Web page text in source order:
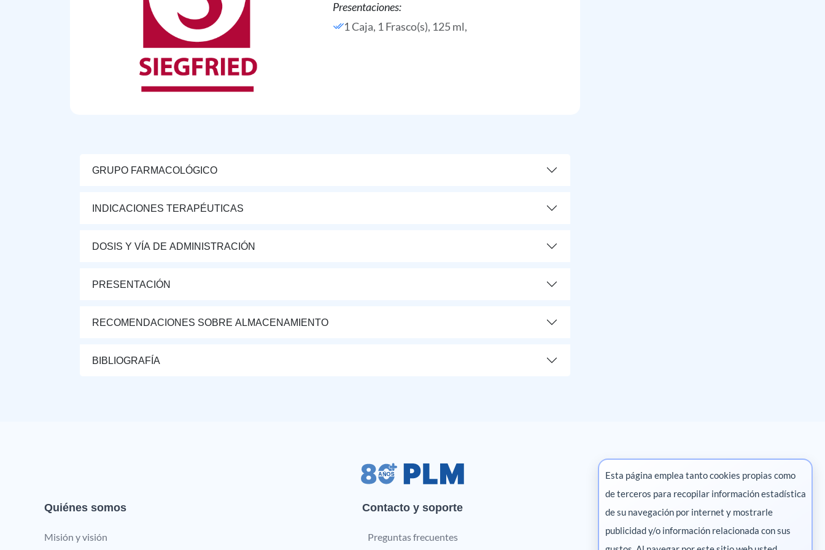
Presentaciones:
1 Caja, 1 Frasco(s), 125 ml,
GRUPO FARMACOLÓGICO
INDICACIONES TERAPÉUTICAS
DOSIS Y VÍA DE ADMINISTRACIÓN
PRESENTACIÓN
RECOMENDACIONES SOBRE ALMACENAMIENTO
BIBLIOGRAFÍA
Quiénes somos
Misión y visión
Contacto y soporte
Preguntas frecuentes
Marketing digital
Pharma
Esta página emplea tanto cookies propias como
de terceros para recopilar información estadística
de su navegación por internet y mostrarle
publicidad y/o información relacionada con sus